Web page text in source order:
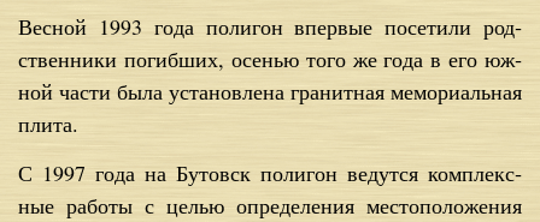
Вес­ной 1993 го­да по­ли­гон впер­вые по­се­ти­ли род­
ствен­ни­ки по­гиб­ших, осе­нью то­го же го­да в его юж­
ной ча­сти бы­ла уста­нов­ле­на гра­нит­ная ме­мо­ри­аль­ная
пли­та.
С 1997 го­да на Бу­товск по­ли­гон ве­дут­ся ком­плекс­
ные ра­бо­ты с це­лью опре­де­ле­ния ме­сто­по­ло­же­ния